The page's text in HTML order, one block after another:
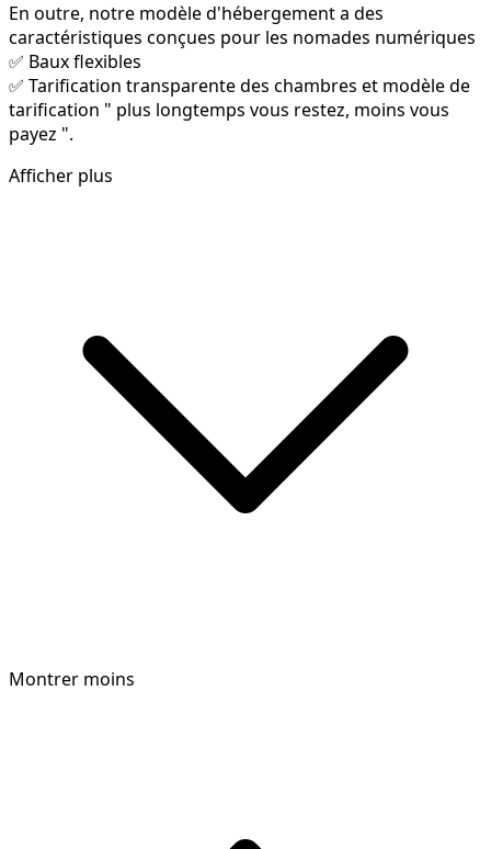
En outre, notre modèle d'hébergement a des
caractéristiques conçues pour les nomades numériques
✅ Baux flexibles
✅ Tarification transparente des chambres et modèle de
tarification " plus longtemps vous restez, moins vous
payez ".
Afficher plus
Montrer moins